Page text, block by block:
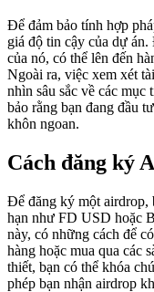
Để đảm bảo tính hợp
giá độ tin cậy của dự
của nó, có thể lên đến
Ngoài ra, việc xem xét
nhìn sâu sắc về các
bảo rằng bạn đang đầu
khôn ngoan.
Cách đăng ký
Để đăng ký một airdrop,
hạn như FD USD hoặc
này, có những cách để
hàng hoặc mua qua các
thiết, bạn có thể khóa
phép bạn nhận airdrop